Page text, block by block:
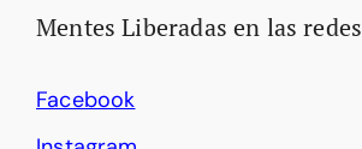
Mentes Liberadas en las redes
Facebook